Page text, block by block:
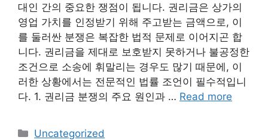
대인 간의 중요한 쟁점이 됩니다. 권리금은 상가의
영업 가치를 인정받기 위해 주고받는 금액으로, 이
를 둘러싼 분쟁은 복잡한 법적 문제로 이어지곤 합
니다. 권리금을 제대로 보호받지 못하거나 불공정한
조건으로 소송에 휘말리는 경우도 많기 때문에, 이
러한 상황에서는 전문적인 법률 조언이 필수적입니
다. 1. 권리금 분쟁의 주요 원인과 … Read more
Categories
Uncategorized